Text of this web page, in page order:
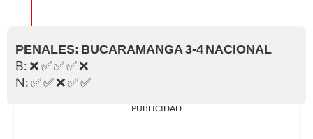
PENALES: BUCARAMANGA 3-4 NACIONAL
B: ❌ ✅ ✅ ✅ ❌
N: ✅ ✅ ❌ ✅ ✅
PUBLICIDAD